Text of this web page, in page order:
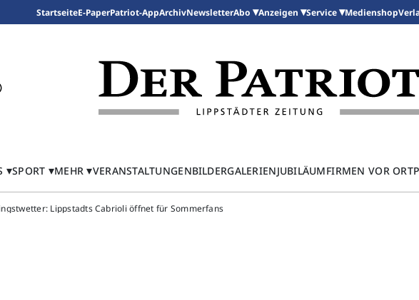
StartseiteE-PaperPatriot-AppArchivNewsletterAbo Anzeigen Service Medienshop
SPORT MEHR VERANSTALTUNGENBILDERGALERIENJUBILÄUMFIRMEN VOR ORT
Lippstadts Cabrioli öffnet für Sommerfans